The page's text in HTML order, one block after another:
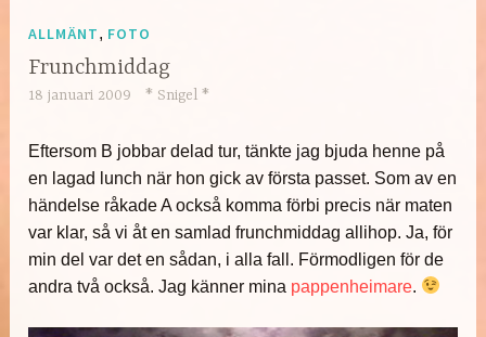
ALLMÄNT, FOTO
Frunchmiddag
18 januari 2009 * Snigel *
Eftersom B jobbar delad tur, tänkte jag bjuda henne på
en lagad lunch när hon gick av första passet. Som av en
händelse råkade A också komma förbi precis när maten
var klar, så vi åt en samlad frunchmiddag allihop. Ja, för
min del var det en sådan, i alla fall. Förmodligen för de
andra två också. Jag känner mina pappenheimare.